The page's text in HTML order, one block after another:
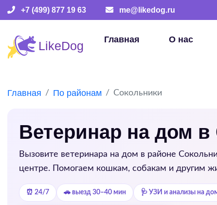
+7 (499) 877 19 63 me@likedog.ru
Главная О нас
Главная По районам Сокольники
Ветеринар на дом
Вызовите ветеринара на дом в районе
центре. Помогаем кошкам, собакам и другим
⏰ 24/7 🚗 выезд 30–40 мин 🩺 УЗИ и анализы на